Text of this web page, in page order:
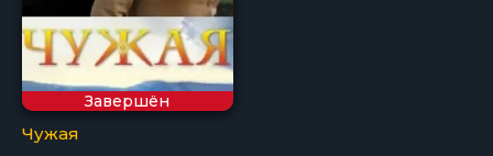
Завершён
Чужая